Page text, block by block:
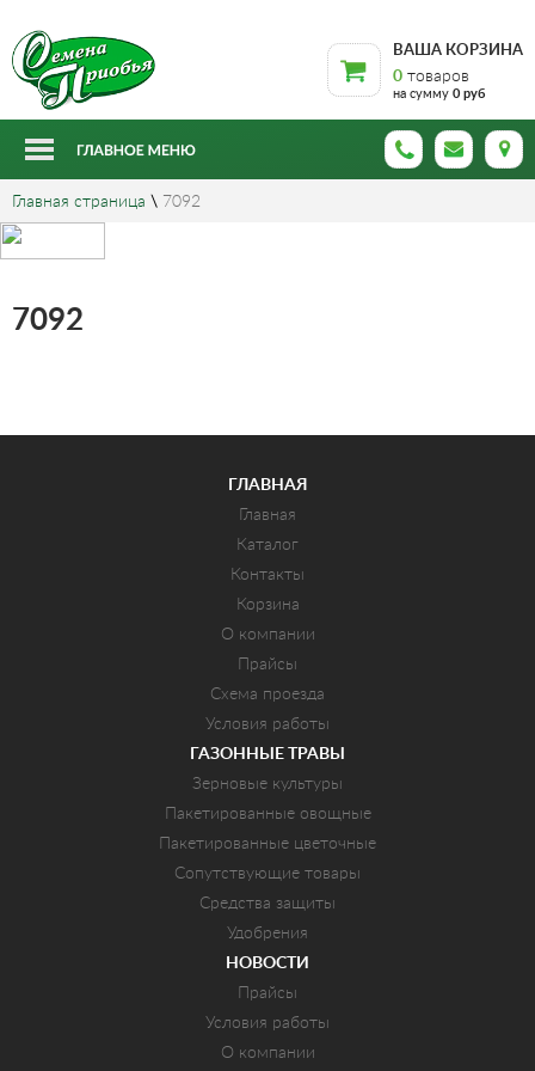
ВАША КОРЗИНА
0 товаров
на сумму 0 руб
Главная страница \ 7092
7092
ГЛАВНАЯ
Главная
Каталог
Контакты
Корзина
О компании
Прайсы
Схема проезда
Условия работы
ГАЗОННЫЕ ТРАВЫ
Зерновые культуры
Пакетированные овощные
Пакетированные цветочные
Сопутствующие товары
Средства защиты
Удобрения
НОВОСТИ
Прайсы
Условия работы
О компании